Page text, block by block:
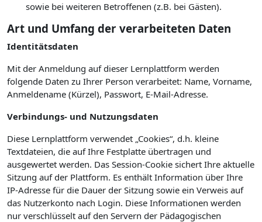
sowie bei weiteren Betroffenen (z.B. bei Gästen).
Art und Umfang der verarbeiteten Daten
Identitätsdaten
Mit der Anmeldung auf dieser Lernplattform werden
folgende Daten zu Ihrer Person verarbeitet: Name, Vorname,
Anmeldename (Kürzel), Passwort, E-Mail-Adresse.
Verbindungs- und Nutzungsdaten
Diese Lernplattform verwendet „Cookies“, d.h. kleine
Textdateien, die auf Ihre Festplatte übertragen und
ausgewertet werden. Das Session-Cookie sichert Ihre aktuelle
Sitzung auf der Plattform. Es enthält Information über Ihre
IP-Adresse für die Dauer der Sitzung sowie ein Verweis auf
das Nutzerkonto nach Login. Diese Informationen werden
nur verschlüsselt auf den Servern der Pädagogischen